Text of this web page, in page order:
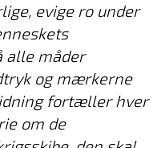
evige ro under
alle måder
og mærkerne
fortæller hver
om de